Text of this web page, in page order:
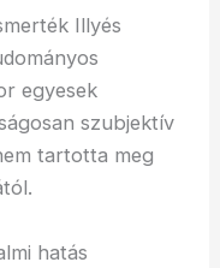
Illyés
egyesek
szubjektív
tartotta meg
hatás